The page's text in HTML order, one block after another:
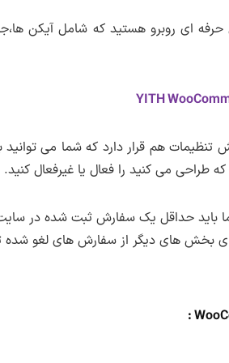
طراحی یک ایمیل حرفه ای روبرو هستید که
YITH
هم قرار دارد که شما می توانید
طراحی می کنید را فعال یا غیرفعال کنید.
شما باید حداقل یک سفارش ثبت شده در
بخش های دیگر از سفارش های لغو